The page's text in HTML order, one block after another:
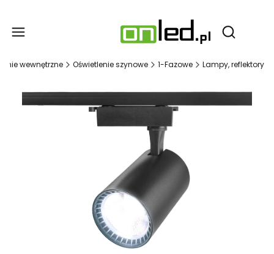
Otwórz
wewnętrzne Oświetlenie szynowe 1-Fazowe Lampy, reflektory